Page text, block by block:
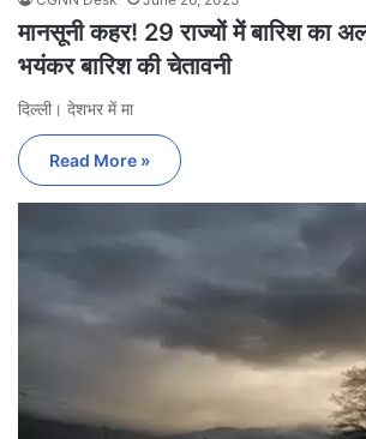
मानसूनी कहर! 29 राज्यों में बारिश का
भयंकर बारिश की चेतावनी
दिल्ली। देशभर में मा
Read More »